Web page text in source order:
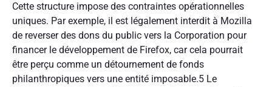
Cette structure impose des contraintes opérationnelles
uniques. Par exemple, il est légalement interdit à Mozilla
de reverser des dons du public vers la Corporation pour
financer le développement de Firefox, car cela pourrait
être perçu comme un détournement de fonds
philanthropiques vers une entité imposable.5 Le